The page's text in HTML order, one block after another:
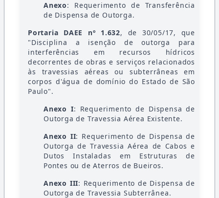
Anexo: Requerimento de Transferência
de Dispensa de Outorga.
Portaria DAEE nº 1.632, de 30/05/17, que
"Disciplina a isenção de outorga para
interferências em recursos hídricos
decorrentes de obras e serviços relacionados
às travessias aéreas ou subterrâneas em
corpos d'água de domínio do Estado de São
Paulo".
Anexo I: Requerimento de Dispensa de
Outorga de Travessia Aérea Existente.
Anexo II: Requerimento de Dispensa de
Outorga de Travessia Aérea de Cabos e
Dutos Instaladas em Estruturas de
Pontes ou de Aterros de Bueiros.
Anexo III: Requerimento de Dispensa de
Outorga de Travessia Subterrânea.